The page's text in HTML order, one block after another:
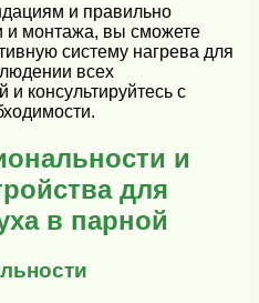
и правильно
и монтажа, вы сможете
систему нагрева для
всех
и консультируйтесь с
и
для
в парной